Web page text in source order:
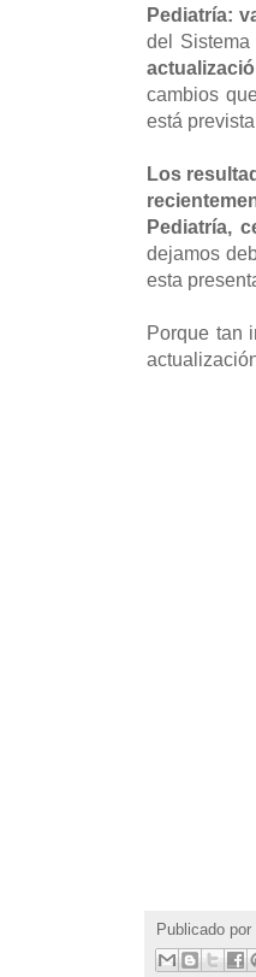
Pediatría:
del
cambios
está
Los
Pediatría,
dejamos
esta
Porque tan
Publicado por